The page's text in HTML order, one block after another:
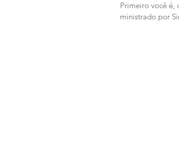
Primeiro você é,
ministrado por